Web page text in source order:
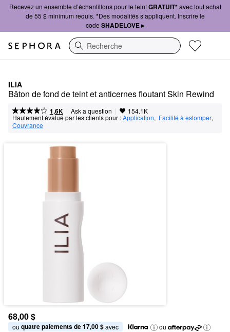
Recevez un ensemble d’échantillons pour le teintGRATUIT*avec tout achat
de 55 $ minimum requis. *Des modalités s’appliquent. Inscrire le
code SHADELOVE ▸
Recherche
ILIA
Bâton de fond de teint et anticernes floutant Skin Rewind
1,6K | Ask a question | 154.1K
Hautement évalué par les clients pour :Application, Facilité à estomper,
Couvrance
68,00 $
ou quatre paiements de 17,00 $ avec
ou